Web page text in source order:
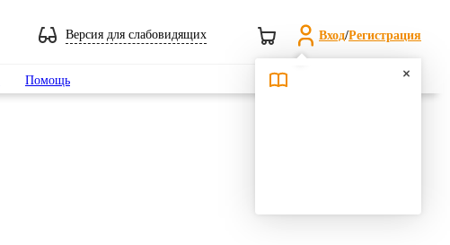
Версия для слабовидящих Вход/Регистрация
Помощь Поиск